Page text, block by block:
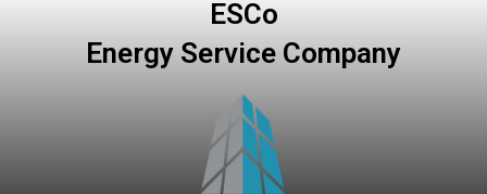
ESCo
Energy Service Company